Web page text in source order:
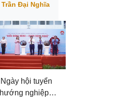
Đại Nghĩa
hội tuyển
nghiệp